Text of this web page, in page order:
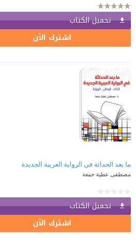
تحميل الكتاب
اشترك الآن
ما بعد الحداثة في الرواية العربية الجديدة
مصطفى عطية جمعة
تحميل الكتاب
اشترك الآن